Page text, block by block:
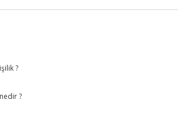
?
?